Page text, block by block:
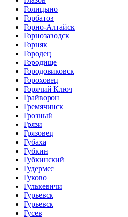
Голицыно
Горбатов
Горно-Алтайск
Горнозаводск
Горняк
Городец
Городище
Городовиковск
Гороховец
Горячий Ключ
Грайворон
Гремячинск
Грозный
Грязи
Грязовец
Губаха
Губкин
Губкинский
Гудермес
Гуково
Гулькевичи
Гурьевск
Гурьевск
Гусев